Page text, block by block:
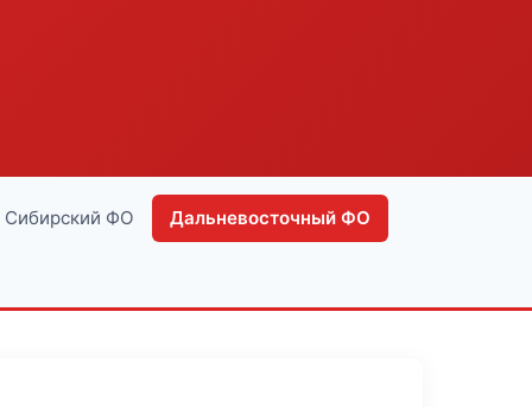
Сибирский ФО Дальневосточный ФО